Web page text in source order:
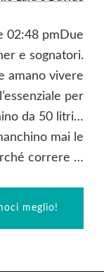
02:48 pmDue
e sognatori.
amano vivere
per
da 50 litri…
mai le
correre …
meglio!